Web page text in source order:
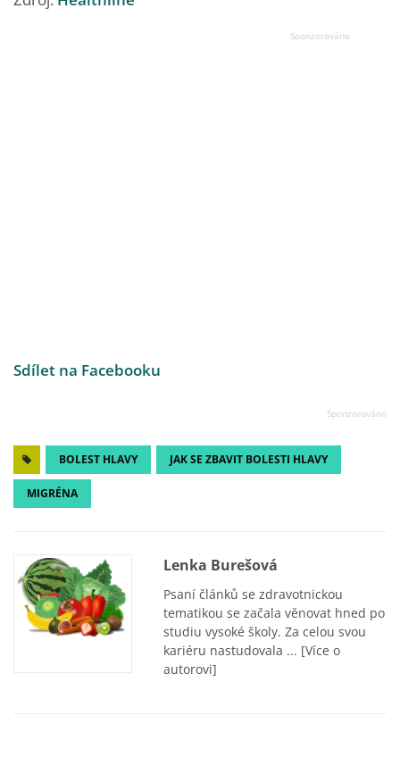
Sdílet na Facebooku
BOLEST HLAVY JAK SE ZBAVIT BOLESTI HLAVY
MIGRÉNA
Lenka Burešová
Psaní článků se zdravotnickou
tematikou se začala věnovat hned po
studiu vysoké školy. Za celou svou
kariéru nastudovala ... [Více o
autorovi]